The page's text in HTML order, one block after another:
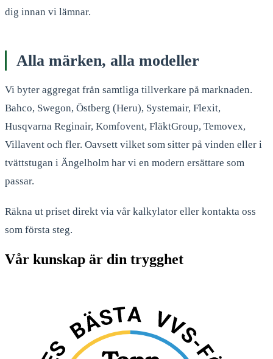
dig innan vi lämnar.
Alla märken, alla modeller
Vi byter aggregat från samtliga tillverkare på marknaden.
Bahco, Swegon, Östberg (Heru), Systemair, Flexit,
Husqvarna Reginair, Komfovent, FläktGroup, Temovex,
Villavent och fler. Oavsett vilket som sitter på vinden eller i
tvättstugan i Ängelholm har vi en modern ersättare som
passar.
Räkna ut priset direkt via vår kalkylator eller kontakta oss
som första steg.
Vår kunskap är din trygghet